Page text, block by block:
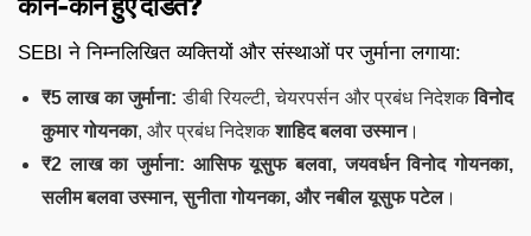
SEBI ने निम्नलिखित व्यक्तियों और संस्थाओं पर जुर्माना लगाया:
₹5 लाख का जुर्माना: डीबी रियल्टी, चेयरपर्सन और प्रबंध निदेशकविनोद
कुमार गोयनका, और प्रबंध निदेशकशाहिद बलवा उस्मान।
₹2 लाख का जुर्माना: आसिफ यूसुफ बलवा, जयवर्धन विनोद गोयनका,
सलीम बलवा उस्मान, सुनीता गोयनका, और नबील यूसुफ पटेल।